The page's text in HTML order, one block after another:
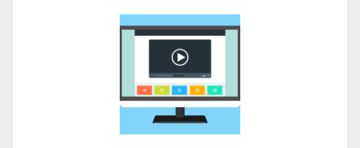
Mittelstand:
jetzt
der
richtige
Zeitpunkt